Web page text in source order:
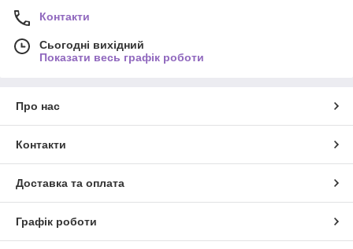
Контакти
Сьогодні вихідний
Показати весь графік роботи
Про нас
Контакти
Доставка та оплата
Графік роботи